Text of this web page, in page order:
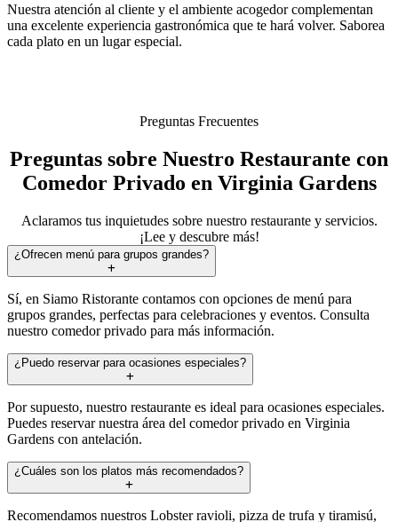
Nuestra atención al cliente y el ambiente acogedor complementan
una excelente experiencia gastronómica que te hará volver. Saborea
cada plato en un lugar especial.
Preguntas Frecuentes
Preguntas sobre Nuestro Restaurante con
Comedor Privado en Virginia Gardens
Aclaramos tus inquietudes sobre nuestro restaurante y servicios.
¡Lee y descubre más!
¿Ofrecen menú para grupos grandes?
Sí, en Siamo Ristorante contamos con opciones de menú para
grupos grandes, perfectas para celebraciones y eventos. Consulta
nuestro comedor privado para más información.
¿Puedo reservar para ocasiones especiales?
Por supuesto, nuestro restaurante es ideal para ocasiones especiales.
Puedes reservar nuestra área del comedor privado en Virginia
Gardens con antelación.
¿Cuáles son los platos más recomendados?
Recomendamos nuestros Lobster ravioli, pizza de trufa y tiramisú,